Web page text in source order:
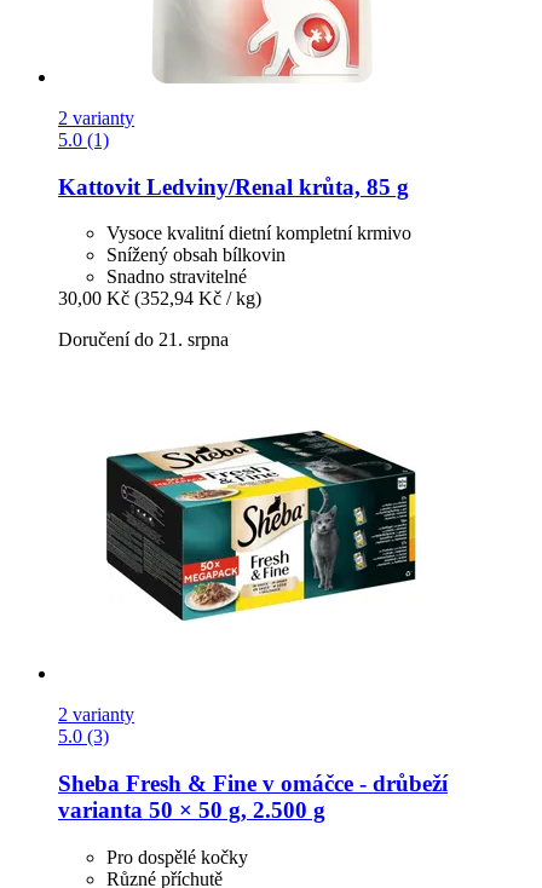
2 varianty
5.0 (1)
Kattovit Ledviny/Renal krůta, 85 g
Vysoce kvalitní dietní kompletní krmivo
Snížený obsah bílkovin
Snadno stravitelné
30,00 Kč (352,94 Kč / kg)
Doručení do 21. srpna
2 varianty
5.0 (3)
Sheba Fresh & Fine v omáčce -​ drůbeží
varianta 50 × 50 g, 2.500 g
Pro dospělé kočky
Různé příchutě